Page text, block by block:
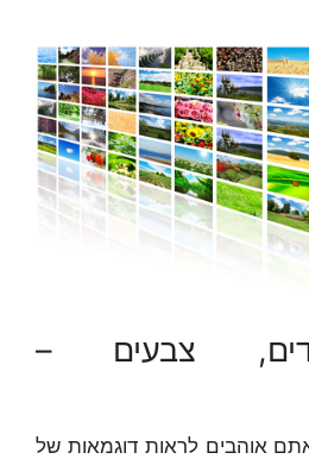
צבעים –
אוהבים לראות דוגמאות של